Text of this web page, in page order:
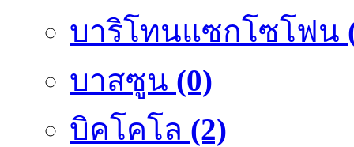
บาริโทนแซกโซโฟน
บาสซูน (0)
บิคโคโล (2)